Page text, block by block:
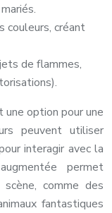
couleurs, créant
de flammes,
option pour une
peuvent utiliser
interagir avec la
permet
comme des
fantastiques